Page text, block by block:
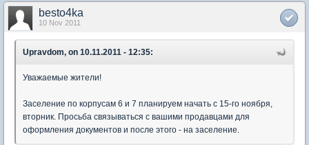
besto4ka
10 Nov 2011
Upravdom, on 10.11.2011 - 12:35:
Уважаемые жители!
Заселение по корпусам 6 и 7 планируем начать с 15-го ноября,
вторник. Просьба связываться с вашими продавцами для
оформления документов и после этого - на заселение.